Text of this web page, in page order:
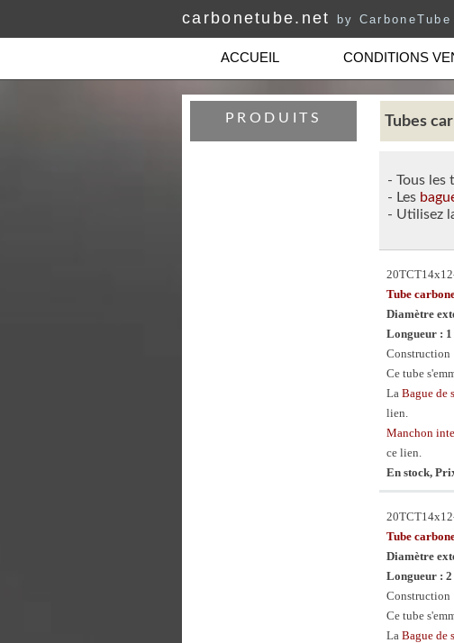
carbonetube.net by CarboneTube
ACCUEIL CONDITIONS
PRODUITS Tubes
- Tous les
- Les
- Utilisez
Tube
Diamètre
Longueur :
Construction
Ce tube
La Bague de
lien.
Manchon
ce lien.
En stock,
Tube
Diamètre
Longueur : 2
Construction
Ce tube
La Bague de